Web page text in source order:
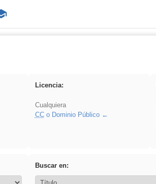
Licencia:
Cualquiera
CCo Dominio Público
Buscar en: